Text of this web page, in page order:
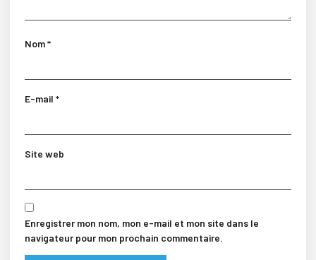
Nom*
E-mail *
Site web
Enregistrer mon nom, mon e-mail et mon site dans le
navigateur pour mon prochain commentaire.